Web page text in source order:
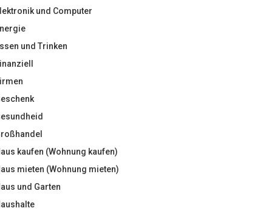
und Computer
und Trinken
kaufen (Wohnung kaufen)
mieten (Wohnung mieten)
und Garten